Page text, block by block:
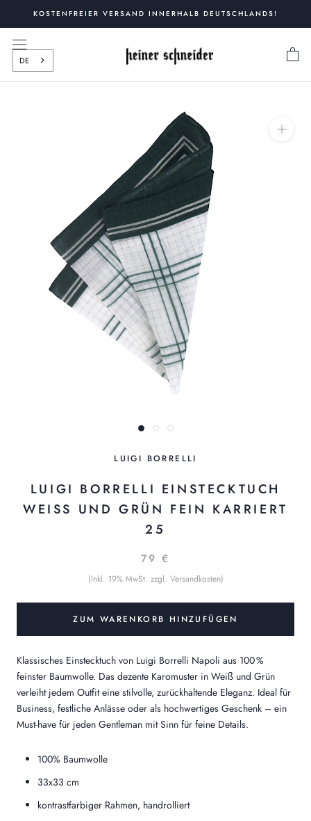
springen
KOSTENFREIER VERSAND INNERHALB DEUTSCHLANDS!
DE
LUIGI BORRELLI
LUIGI BORRELLI EINSTECKTUCH
WEISS UND GRÜN FEIN KARRIERT 2
5
79 €
(Inkl. 19% MwSt. zzgl. Versandkosten)
ZUM WARENKORB HINZUFÜGEN
Klassisches Einstecktuch von Luigi Borrelli Napoli aus 100 %
feinster Baumwolle. Das dezente Karomuster in Weiß und Grün
verleiht jedem Outfit eine stilvolle, zurückhaltende Eleganz. Ideal für
Business, festliche Anlässe oder als hochwertiges Geschenk – ein
Must-have für jeden Gentleman mit Sinn für feine Details.
100% Baumwolle
33x33 cm
kontrastfarbiger Rahmen, handrolliert